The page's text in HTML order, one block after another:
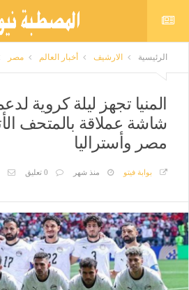
الرئيسية الارشيف أخبار العالم مصر
المنيا تجهز ليلة كروية
شاشة عملاقة بالمتحف
مصر وأستراليا
بوابة فيتو منذ شهر 0 تعليق